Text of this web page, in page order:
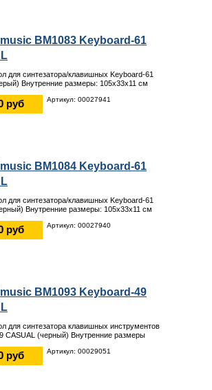
BM1083 Keyboard-61
для синтезатора/клавишных Keyboard-61
Внутренние размеры: 105х33х11 см
руб Артикул: 00027941
BM1084 Keyboard-61
для синтезатора/клавишных Keyboard-61
Внутренние размеры: 105х33х11 см
руб Артикул: 00027940
BM1093 Keyboard-49
для синтезатора клавишных инструментов
CASUAL (черный) Внутренние размеры
руб Артикул: 00029051